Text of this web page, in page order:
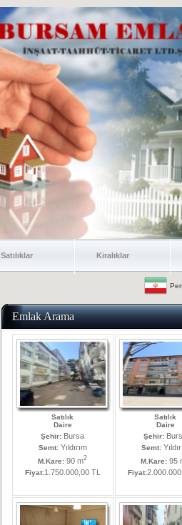
Satılıklar Kiralıklar
Emlak Arama
Satılık
Daire
Şehir: Bursa
Semt: Yıldırım
M.Kare: 90 m2
Fiyat:1.750.000,00 TL
Satılık
Daire
Şehir:
Semt:
M.Kare: 95
Fiyat: